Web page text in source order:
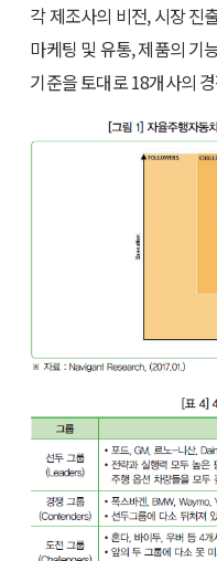
각 제조사의 비전, 시장 진
마케팅 및 유통, 제품의 기
기준을 토대로 18개사의